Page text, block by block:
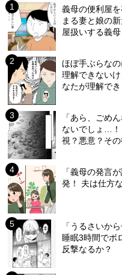
義母の便利屋
まる妻と娘の
屋扱いする義母
ほぼ手ぶらな
理解できない
なたが理解でき
「あら、ごめ
ないでしょ…
視？悪意？そ
「義母の発言
発！ 夫は仕方
「うるさいか
睡眠3時間でボ
反撃なるか？